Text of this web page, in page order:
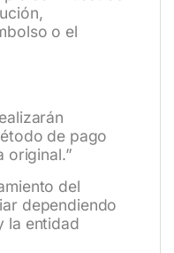
o el
de pago
original.”
del
dependiendo
la entidad